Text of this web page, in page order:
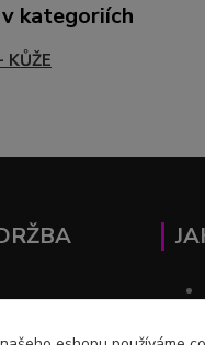
kategoriích
KŮŽE